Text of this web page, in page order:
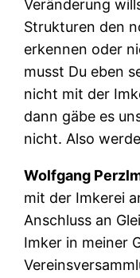
Veränderung
Strukturen den
erkennen oder
musst Du eben
nicht mit der
dann gäbe es
nicht. Also
Wolfgang
mit der Imkerei
Anschluss an
Imker in meiner